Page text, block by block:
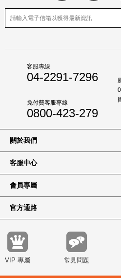
客服專線
04-2291-7296
免付費客服專線
0800-423-279
關於我們
客服中心
會員專屬
官方通路
VIP 專屬 常見問題